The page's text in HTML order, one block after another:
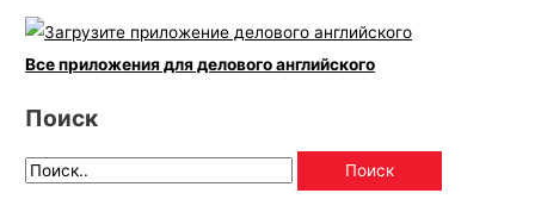
Все приложения для делового английского
Поиск